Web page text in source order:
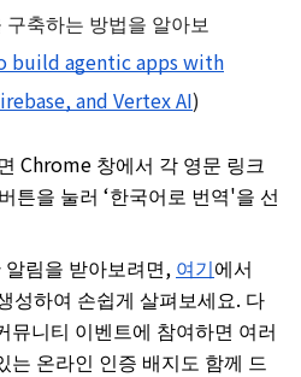
축하는 방법을 알아보
build agentic apps with
and Vertex AI)
Chrome 창에서 각 영문 링크
튼을 눌러 ‘한국어로 번역'을 선
림을 받아보려면, 여기에서
성하여 손쉽게 살펴보세요. 다
뮤니티 이벤트에 참여하면 여러
는 온라인 인증 배지도 함께 드